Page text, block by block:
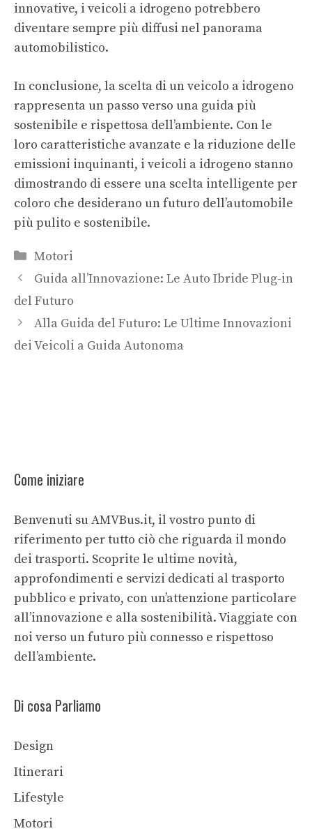
innovative, i veicoli a idrogeno potrebbero
diventare sempre più diffusi nel panorama
automobilistico.
In conclusione, la scelta di un veicolo a idrogeno
rappresenta un passo verso una guida più
sostenibile e rispettosa dell’ambiente. Con le
loro caratteristiche avanzate e la riduzione delle
emissioni inquinanti, i veicoli a idrogeno stanno
dimostrando di essere una scelta intelligente per
coloro che desiderano un futuro dell’automobile
più pulito e sostenibile.
Categorie
Motori
Guida all’Innovazione: Le Auto Ibride Plug-in
del Futuro
Alla Guida del Futuro: Le Ultime Innovazioni
dei Veicoli a Guida Autonoma
Come iniziare
Benvenuti su AMVBus.it, il vostro punto di
riferimento per tutto ciò che riguarda il mondo
dei trasporti. Scoprite le ultime novità,
approfondimenti e servizi dedicati al trasporto
pubblico e privato, con un’attenzione particolare
all’innovazione e alla sostenibilità. Viaggiate con
noi verso un futuro più connesso e rispettoso
dell’ambiente.
Di cosa Parliamo
Design
Itinerari
Lifestyle
Motori